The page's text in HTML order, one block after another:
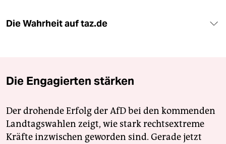
Die Wahrheit auf taz.de
Die Engagierten stärken
Der drohende Erfolg der AfD bei den kommenden
Landtagswahlen zeigt, wie stark rechtsextreme
Kräfte inzwischen geworden sind. Gerade jetzt